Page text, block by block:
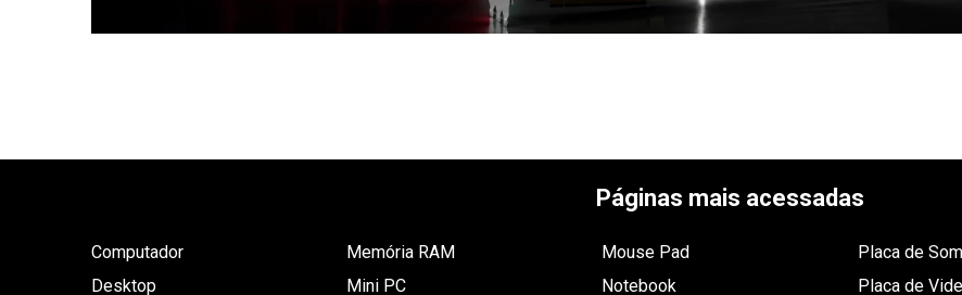
Páginas mais acessadas
Computador
Desktop
Memória RAM
Mini PC
Mouse Pad
Notebook
Placa de Som
Placa de